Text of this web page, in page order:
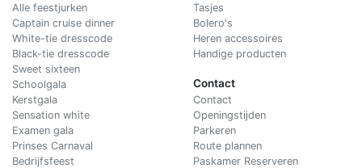
Alle feestjurken
Captain cruise dinner
White-tie dresscode
Black-tie dresscode
Sweet sixteen
Schoolgala
Kerstgala
Sensation white
Examen gala
Prinses Carnaval
Bedrijfsfeest
Tasjes
Bolero's
Heren accessoires
Handige producten
Contact
Contact
Openingstijden
Parkeren
Route plannen
Paskamer Reserveren